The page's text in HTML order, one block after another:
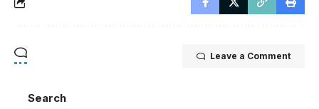
Leave a Comment
Search